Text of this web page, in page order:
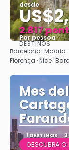
desde
2.817
Por pessoa
DESTINOS
Barcelona · Madrid ·
Florença · Nice ·
Mes
1 DESTINOS 3
DESCUBRA